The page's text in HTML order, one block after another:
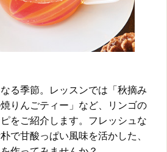
る季節。レッスンでは「秋摘み
りんごティー」など、リンゴの
をご紹介します。フレッシュな
で甘酸っぱい風味を活かした、